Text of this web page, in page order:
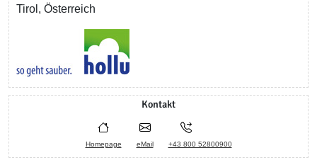
Tirol, Österreich
Kontakt
Homepage eMail +43 800 52800900